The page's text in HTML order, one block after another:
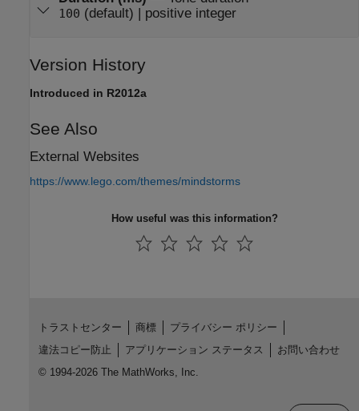
100 (default) | positive integer
Version History
Introduced in R2012a
See Also
External Websites
https://www.lego.com/themes/mindstorms
How useful was this information?
トラストセンター 商標
プライバシー ポリシー
違法コピー防止
アプリケーション ステータス
お問い合わせ
© 1994-2026 The MathWorks, Inc.